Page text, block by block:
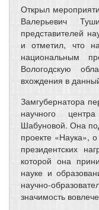
Открыл
Валерьевич
представителей
и отметил, что
национальным
Вологодскую
вхождения в
Замгубернатора
научного
Шабуновой. Она
проекте «Наука»,
президентских
которой она
науке и
научно-
значимость